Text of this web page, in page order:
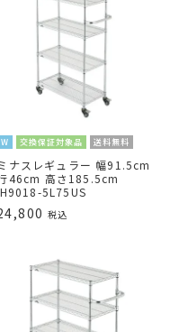
交換保証対象品 送料無料
ナスレギュラー 幅91.5cm
46cm 高さ185.5cm
5L75US
税込